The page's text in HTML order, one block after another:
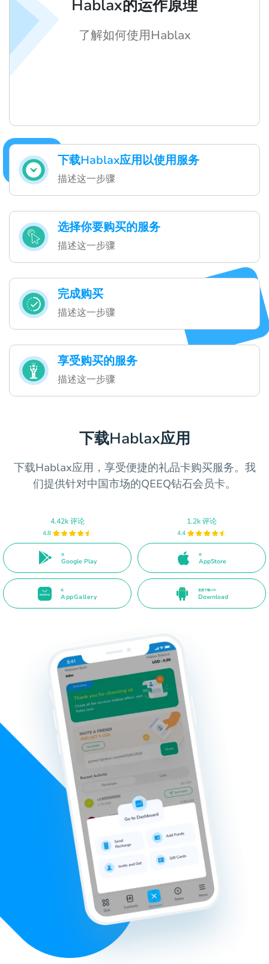
下载Hablax应用以使用服务
描述这一步骤
选择你要购买的服务
描述这一步骤
完成购买
描述这一步骤
享受购买的服务
描述这一步骤
Hablax的运作原理
了解如何使用Hablax
下载Hablax应用
下载Hablax应用，享受便捷的礼品卡购买服务。我
们提供针对中国市场的QEEQ钻石会员卡。
4.42k 评论
4.8
在
Google Play
1.2k 评论
4.4
在
AppStore
在
AppGallery
直接下载APK
Download